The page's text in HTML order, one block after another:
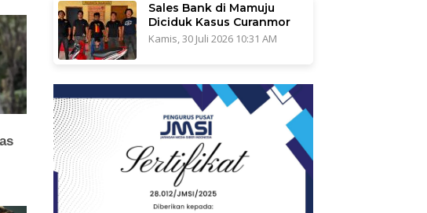
Sales Bank di Mamuju
Diciduk Kasus Curanmor
Kamis, 30 Juli 2026 10:31 AM